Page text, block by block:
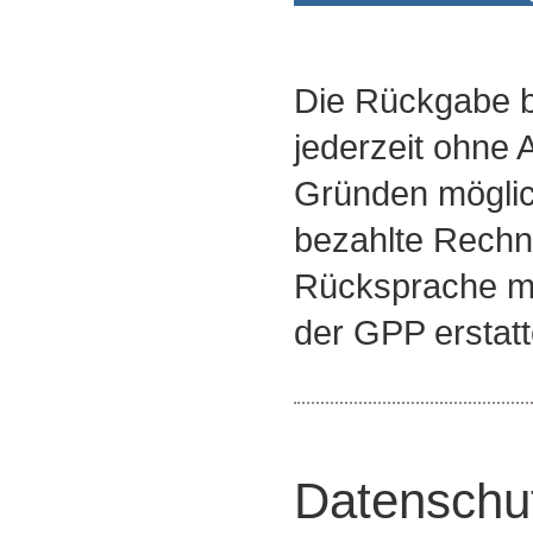
Die Rückgabe
jederzeit ohne
Gründen
bezahlte
Rücksprache
der GPP